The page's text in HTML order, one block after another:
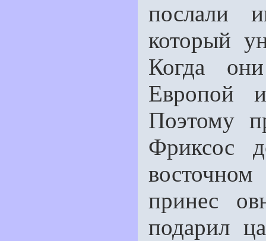
послали
который
Когда
Европой
Поэтому
Фриксос
принес
подарил